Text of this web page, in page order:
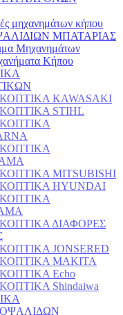
μηχανημάτων κήπου
ΜΠΑΤΑΡΙAΣ
Μηχανημάτων
Κήπου
KAWASAKI
STIHL
MITSUBISHI
HYUNDAI
ΔΙΑΦΟΡΕΣ
JONSERED
MAKITA
Echo
Shindaiwa